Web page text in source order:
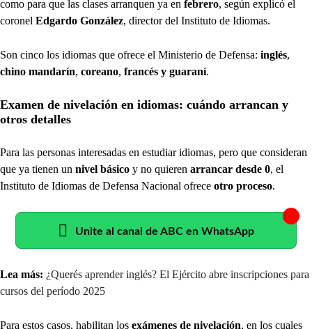
como para que las clases arranquen ya en febrero, según explicó el
coronel Edgardo González, director del Instituto de Idiomas.
Son cinco los idiomas que ofrece el Ministerio de Defensa: inglés,
chino mandarín, coreano, francés y guaraní.
Examen de nivelación en idiomas: cuándo arrancan y
otros detalles
Para las personas interesadas en estudiar idiomas, pero que consideran
que ya tienen un nivel básico y no quieren arrancar desde 0, el
Instituto de Idiomas de Defensa Nacional ofrece otro proceso.
Unite al canal de ABC en WhatsApp
Lea más: ¿Querés aprender inglés? El Ejército abre inscripciones para
cursos del período 2025
Para estos casos, habilitan los exámenes de nivelación, en los cuales